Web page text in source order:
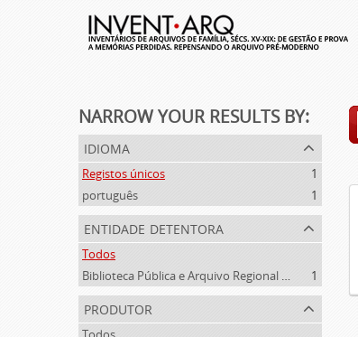
NARROW YOUR RESULTS BY:
idioma
Registos únicos
1
português
1
entidade detentora
Todos
Biblioteca Pública e Arquivo Regional de Ponta Delgada
1
produtor